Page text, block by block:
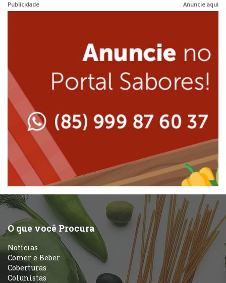
Japonesa e Oriental
Lanchonetes
Massas
Peixes e Frutos do Mar
Pizzarias
Portuguesa
Self-service
Peixes e Frutos do Mar
Pizzarias
Sobremesas e sorvetes
Variados
Publicidade Anuncie aqui
O que você Procura
Notícias
Comer e Beber
Coberturas
Colunistas